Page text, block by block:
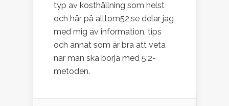
typ av kosthållning som helst
och här på alltom52.se delar jag
med mig av information, tips
och annat som är bra att veta
när man ska börja med 5:2-
metoden.